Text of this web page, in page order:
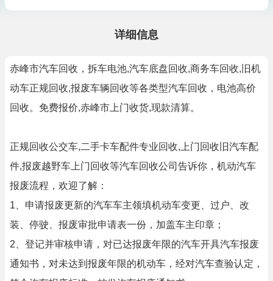
详细信息
赤峰市汽车回收，拆车电池,汽车底盘回收,商务车回收,旧机
动车正规回收,报废车辆回收等各类型汽车回收，电池高价
回收。免费报价,赤峰市上门收货,现款清算。
正规回收公交车,二手卡车配件专业回收,上门回收旧汽车配
件,报废越野车上门回收等汽车回收公司告诉你，机动汽车
报废流程，欢迎了解：
1、申请报废更新的汽车车主领填机动车变更、过户、改
装、停驶、报废审批申请表一份，加盖车主印章；
2、登记并审核申请，对已达报废年限的汽车开具汽车报废
通知书，对未达到报废年限的机动车，经对汽车查验认定，